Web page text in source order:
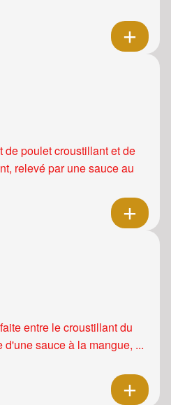
de poulet croustillant et de
relevé par une sauce au
entre le croustillant du
sauce à la mangue, ...